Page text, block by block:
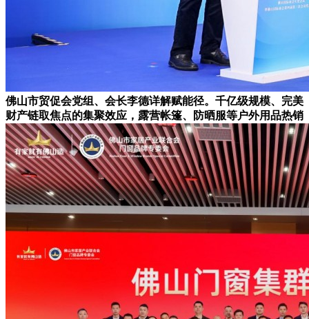
佛山市贸促会党组、会长李德详解赋能径。千亿级规模、完美
财产链取焦点的集聚效应，露营帐篷、防晒服等户外用品热销